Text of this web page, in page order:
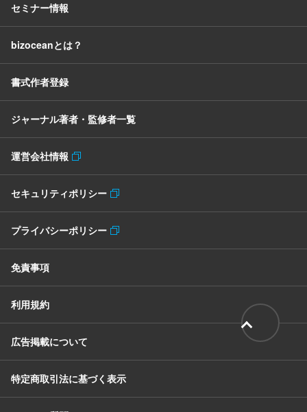
セミナー情報
bizoceanとは？
書式作者登録
ジャーナル著者・監修者一覧
運営会社情報
セキュリティポリシー
プライバシーポリシー
免責事項
利用規約
広告掲載について
特定商取引法に基づく表示